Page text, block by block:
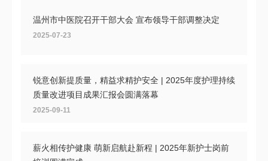
温州市中医院召开干部大会 宣布领导干部调整决定
2025-07-23
锐意创新提质量，精益求精护安全 | 2025年度护理持续
质量改进项目成果汇报会圆满落幕
2025-09-11
薪火相传护健康 萌新启航赴新程 | 2025年新护士岗前